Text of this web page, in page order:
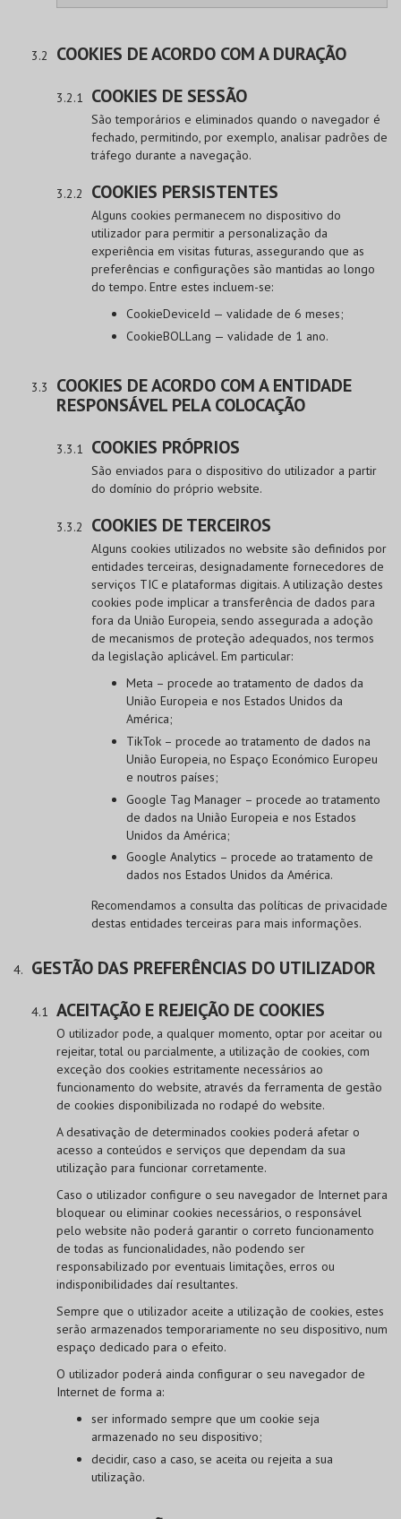
COOKIES DE ACORDO COM A DURAÇÃO
COOKIES DE SESSÃO
São temporários e eliminados quando o navegador é
fechado, permitindo, por exemplo, analisar padrões de
tráfego durante a navegação.
COOKIES PERSISTENTES
Alguns cookies permanecem no dispositivo do
utilizador para permitir a personalização da
experiência em visitas futuras, assegurando que as
preferências e configurações são mantidas ao longo
do tempo. Entre estes incluem-se:
CookieDeviceId — validade de 6 meses;
CookieBOLLang — validade de 1 ano.
COOKIES DE ACORDO COM A ENTIDADE
RESPONSÁVEL PELA COLOCAÇÃO
COOKIES PRÓPRIOS
São enviados para o dispositivo do utilizador a partir
do domínio do próprio website.
COOKIES DE TERCEIROS
Alguns cookies utilizados no website são definidos por
entidades terceiras, designadamente fornecedores de
serviços TIC e plataformas digitais. A utilização destes
cookies pode implicar a transferência de dados para
fora da União Europeia, sendo assegurada a adoção
de mecanismos de proteção adequados, nos termos
da legislação aplicável. Em particular:
Meta – procede ao tratamento de dados da
União Europeia e nos Estados Unidos da
América;
TikTok – procede ao tratamento de dados na
União Europeia, no Espaço Económico Europeu
e noutros países;
Google Tag Manager – procede ao tratamento
de dados na União Europeia e nos Estados
Unidos da América;
Google Analytics – procede ao tratamento de
dados nos Estados Unidos da América.
Recomendamos a consulta das políticas de privacidade
destas entidades terceiras para mais informações.
GESTÃO DAS PREFERÊNCIAS DO UTILIZADOR
ACEITAÇÃO E REJEIÇÃO DE COOKIES
O utilizador pode, a qualquer momento, optar por aceitar ou
rejeitar, total ou parcialmente, a utilização de cookies, com
exceção dos cookies estritamente necessários ao
funcionamento do website, através da ferramenta de gestão
de cookies disponibilizada no rodapé do website.
A desativação de determinados cookies poderá afetar o
acesso a conteúdos e serviços que dependam da sua
utilização para funcionar corretamente.
Caso o utilizador configure o seu navegador de Internet para
bloquear ou eliminar cookies necessários, o responsável
pelo website não poderá garantir o correto funcionamento
de todas as funcionalidades, não podendo ser
responsabilizado por eventuais limitações, erros ou
indisponibilidades daí resultantes.
Sempre que o utilizador aceite a utilização de cookies, estes
serão armazenados temporariamente no seu dispositivo, num
espaço dedicado para o efeito.
O utilizador poderá ainda configurar o seu navegador de
Internet de forma a:
ser informado sempre que um cookie seja
armazenado no seu dispositivo;
decidir, caso a caso, se aceita ou rejeita a sua
utilização.